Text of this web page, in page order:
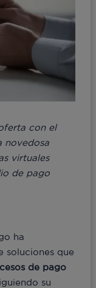
con el
novedosa
virtuales
de pago
ha
soluciones que
de pago
su